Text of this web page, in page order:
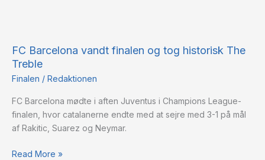
FC Barcelona vandt finalen og tog historisk The
Treble
Finalen / Redaktionen
FC Barcelona mødte i aften Juventus i Champions League-
finalen, hvor catalanerne endte med at sejre med 3-1 på mål
af Rakitic, Suarez og Neymar.
vandt
finalen
og
historisk
The
Treble
Read More »